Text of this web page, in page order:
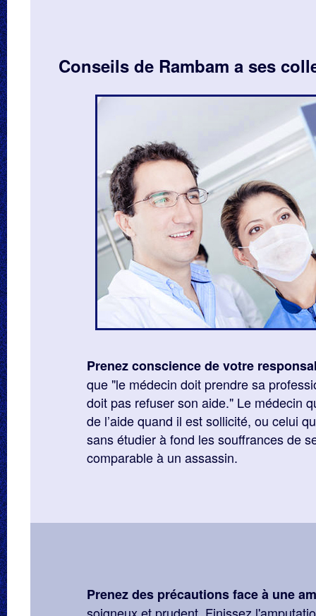
Conseils de Rambam a ses
Prenez conscience de votre
que "le médecin doit prendre sa
doit pas refuser son aide." Le médecin
de l’aide quand il est sollicité, ou celui
sans étudier à fond les souffrances de
comparable à un assassin.
Prenez des précautions face à une